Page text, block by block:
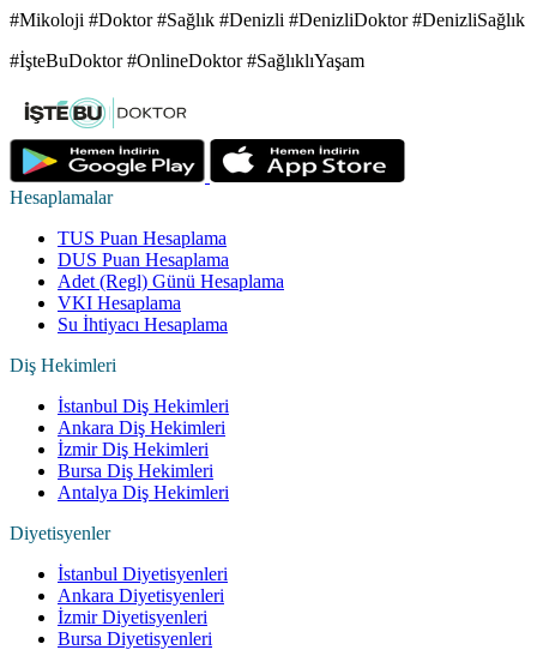
#Mikoloji #Doktor #Sağlık #Denizli #DenizliDoktor #DenizliSağlık
#İşteBuDoktor #OnlineDoktor #SağlıklıYaşam
Hesaplamalar
TUS Puan Hesaplama
DUS Puan Hesaplama
Adet (Regl) Günü Hesaplama
VKI Hesaplama
Su İhtiyacı Hesaplama
Diş Hekimleri
İstanbul Diş Hekimleri
Ankara Diş Hekimleri
İzmir Diş Hekimleri
Bursa Diş Hekimleri
Antalya Diş Hekimleri
Diyetisyenler
İstanbul Diyetisyenleri
Ankara Diyetisyenleri
İzmir Diyetisyenleri
Bursa Diyetisyenleri